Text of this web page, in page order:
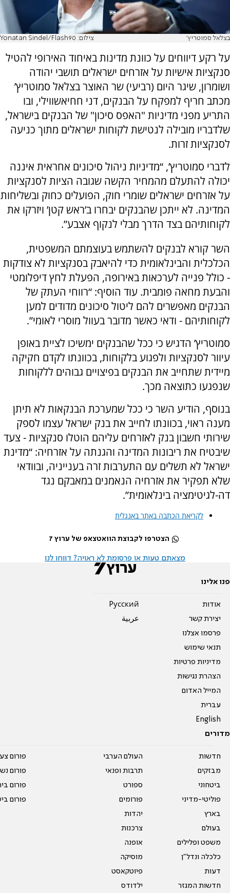
בצלאל סמוטריץ' צילום: Yonatan Sindel/Flash90
על רקע דיווחים על כוונת מדינות באיחוד האירופי להטיל
סנקציות אישיות על אזרחים ישראלים תושבי יהודה
ושומרון, שיגר היום (רביעי) שר האוצר בצלאל סמוטריץ’
מכתב חריף למפקח על הבנקים, דני חחיאשווילי, ובו
התריע מפני מדיניות "האפס סיכון" של הבנקים בישראל,
שלדבריו מובילה לנטישת לקוחות ישראלים מתוך כניעה
לסנקציות זרות.
לדברי סמוטריץ’, “מדיניות ניהול סיכונים אחראית איננה
יכולה להתעלם מהמחיר הקשה שגובה הציות לסנקציות
על אזרחים ישראלים שומרי חוק, הפועלים כחוק ובשליחות
המדינה. לא ייתכן שהבנקים יבחרו ב’ראש קטן’ ויזרקו את
לקוחותיהם בצד הדרך מבלי לנקוף אצבע”.
השר קורא לבנקים להשתמש בעוצמתם המשפטית,
הכלכלית והבינלאומית כדי להיאבק בסנקציות לא צודקות
- כולל פנייה לערכאות באירופה, הפעלת לחץ דיפלומטי
והבעת מחאה פומבית. עוד הוסיף: “רווחי העתק של
הבנקים מאפשרים להם ליטול סיכונים מדודים למען
לקוחותיהם - ודאי כאשר מדובר בעוול מוסרי לאומי”.
סמוטריץ’ הדגיש כי ככל שהבנקים ימשיכו לציית באופן
עיוור לסנקציות ולפגוע בלקוחות, בכוונתו לקדם חקיקה
מיידית שתחייב את הבנקים בפיצויים גבוהים ללקוחות
שנפגעו כתוצאה מכך.
בנוסף, הודיע השר כי ככל שמערכת הבנקאות לא תיתן
מענה ראוי, בכוונתו לחייב את בנק ישראל עצמו לספק
שירותי חשבון בנק לאזרחים עליהם הוטלו סנקציות - צעד
שיבטיח את ריבונות המדינה והגנתה על אזרחיה: “מדינת
ישראל לא תשלים עם התערבות זרה בענייניה, ובוודאי
שלא תפקיר את אזרחיה הנאמנים במאבקם נגד
דה-לגיטימציה בינלאומית”.
לקריאת הכתבה באתר באנגלית
הצטרפו לקבוצת הוואטצאפ של ערוץ 7
מצאתם טעות או פרסומת לא ראויה? דווחו לנו
פנו אלינו
אודות
יצירת קשר
פרסמו אצלנו
תנאי שימוש
מדיניות פרטיות
הצהרת נגישות
המייל האדום
עברית
English
Pусский
عربية
מדורים
חדשות
מבזקים
ביטחוני
פוליטי-מדיני
בארץ
בעולם
משפט ופלילים
כלכלה ונדל"ן
דעות
חדשות המגזר
העולם הערבי
תרבות ופנאי
ספורט
פורומים
יהדות
צרכנות
אופנה
מוסיקה
פיוטקאסט
ילדודס
פורום
פורום
פורום
פורום